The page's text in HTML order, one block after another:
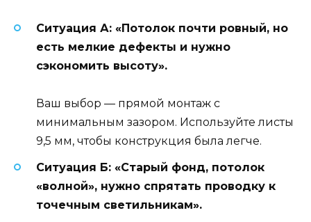
Ситуация А: «Потолок почти ровный, но
есть мелкие дефекты и нужно
сэкономить высоту».
Ваш выбор — прямой монтаж с
минимальным зазором. Используйте листы
9,5 мм, чтобы конструкция была легче.
Ситуация Б: «Старый фонд, потолок
«волной», нужно спрятать проводку к
точечным светильникам».